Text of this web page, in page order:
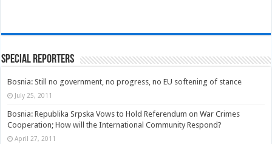
Special Reporters
Bosnia: Still no government, no progress, no EU softening of stance
July 25, 2011
Bosnia: Republika Srpska Vows to Hold Referendum on War Crimes
Cooperation; How will the International Community Respond?
April 27, 2011